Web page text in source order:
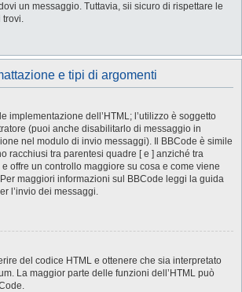
un messaggio. Tuttavia, sii sicuro di rispettare le
trovi.
e tipi di argomenti
implementazione dell’HTML; l’utilizzo è soggetto
(puoi anche disabilitarlo di messaggio in
nel modulo di invio messaggi). Il BBCode è simile
racchiusi tra parentesi quadre [ e ] anziché tra
offre un controllo maggiore su cosa e come viene
maggiori informazioni sul BBCode leggi la guida
l’invio dei messaggi.
del codice HTML e ottenere che sia interpretato
La maggior parte delle funzioni dell’HTML può